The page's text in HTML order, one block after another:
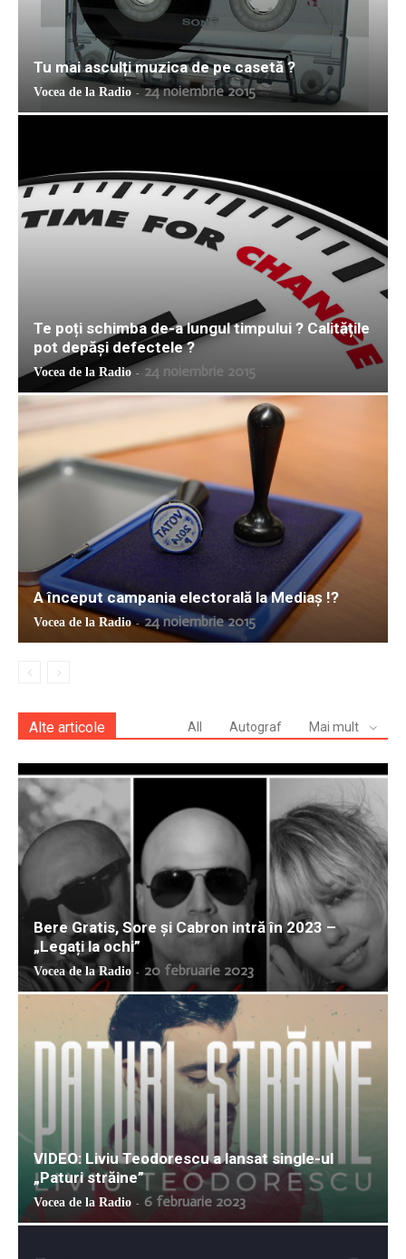
Tu mai asculți muzica de pe casetă ?
Vocea de la Radio - 24 noiembrie 2015
Te poți schimba de-a lungul timpului ? Calitățile
pot depăși defectele ?
Vocea de la Radio - 24 noiembrie 2015
A început campania electorală la Mediaș !?
Vocea de la Radio - 24 noiembrie 2015
Alte articole All Autograf Mai mult
Bere Gratis, Sore și Cabron intră în 2023 –
„Legați la ochi”
Vocea de la Radio - 20 februarie 2023
VIDEO: Liviu Teodorescu a lansat single-ul
„Paturi străine”
Vocea de la Radio - 6 februarie 2023